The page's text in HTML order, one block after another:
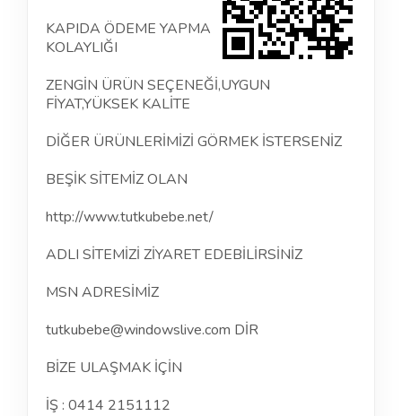
KAPIDA ÖDEME YAPMA
KOLAYLIĞI
ZENGİN ÜRÜN SEÇENEĞİ,UYGUN
FİYAT,YÜKSEK KALİTE
DİĞER ÜRÜNLERİMİZİ GÖRMEK İSTERSENİZ
BEŞİK SİTEMİZ OLAN
http://www.tutkubebe.net/
ADLI SİTEMİZİ ZİYARET EDEBİLİRSİNİZ
MSN ADRESİMİZ
tutkubebe@windowslive.com DİR
BİZE ULAŞMAK İÇİN
İŞ : 0414 2151112